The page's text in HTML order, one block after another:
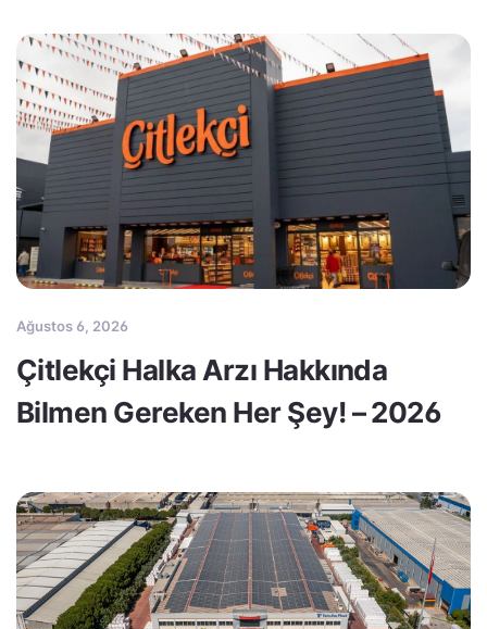
Ağustos 6, 2026
Çitlekçi Halka Arzı Hakkında
Bilmen Gereken Her Şey! – 2026